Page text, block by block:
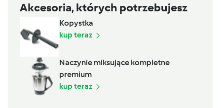
Akcesoria, których potrzebujesz
Kopystka
kup teraz
Naczynie miksujące kompletne
premium
kup teraz